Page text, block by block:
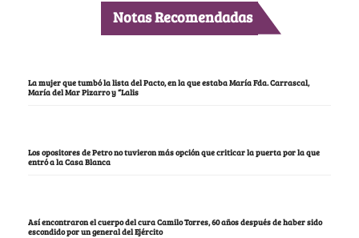
Notas Recomendadas
La mujer que tumbó la lista del Pacto, en la que estaba María Fda. Carrascal,
María del Mar Pizarro y “Lalis
Los opositores de Petro no tuvieron más opción que criticar la puerta por la que
entró a la Casa Blanca
Así encontraron el cuerpo del cura Camilo Torres, 60 años después de haber sido
escondido por un general del Ejército